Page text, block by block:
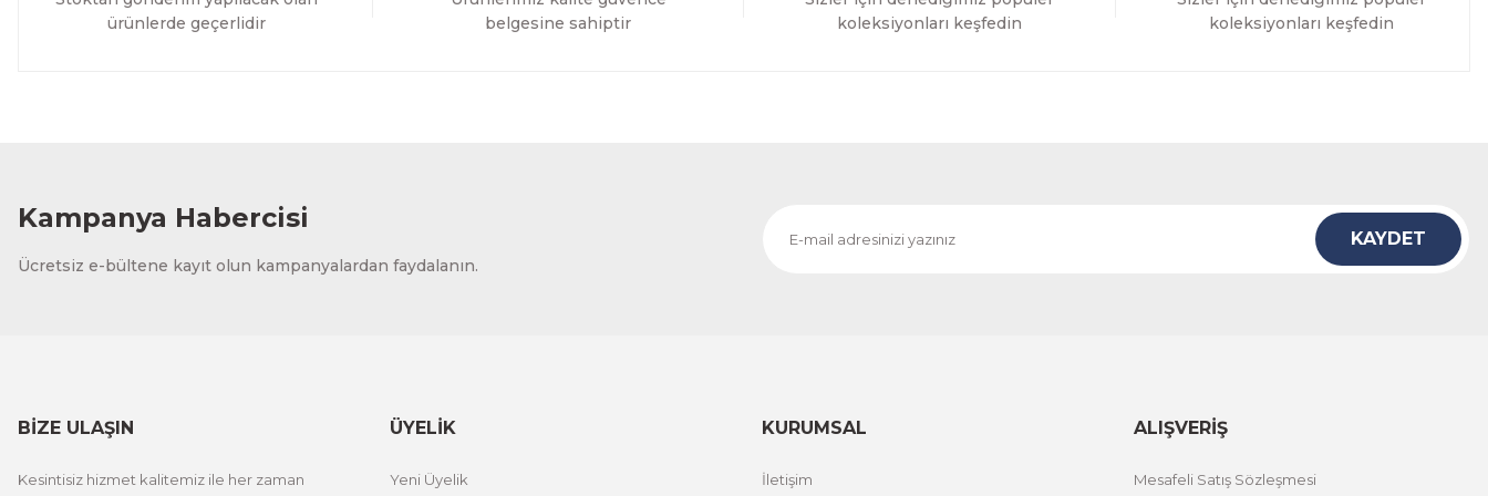
ürünlerde geçerlidir
belgesine sahiptir
koleksiyonları keşfedin
koleksiyonları keşfedin
Kampanya Habercisi
Ücretsiz e-bültene kayıt olun kampanyalardan faydalanın.
KAYDET
BİZE ULAŞIN
Kesintisiz hizmet kalitemiz ile her zaman
ÜYELİK
Yeni Üyelik
KURUMSAL
İletişim
ALIŞVERİŞ
Mesafeli Satış Sözleşmesi